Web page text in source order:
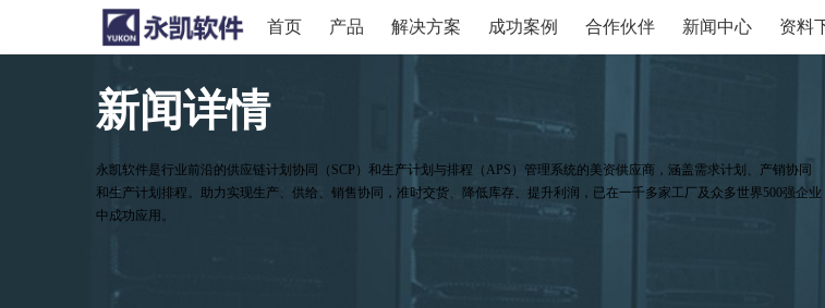
首页 产品 解决方案 成功案例 合作伙伴 新闻中心 资料
新闻详情
永凯软件是行业前沿的供应链计划协同（SCP）和生产计划与排程（APS）管理系统的美资供应商，涵盖需求计划、产销协同
和生产计划排程。助力实现生产、供给、销售协同，准时交货、降低库存、提升利润，已在一千多家工厂及众多世界500强企业
中成功应用。